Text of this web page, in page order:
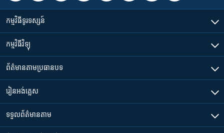
កម្មវិធី​ទូរទស្សន៍
កម្មវិធី​វិទ្យុ
ព័ត៌មាន​តាមប្រធានបទ​
រៀន​​អង់គ្លេស
ទទួល​ព័ត៌មាន​តាម